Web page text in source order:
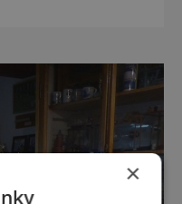
akce.
vlastně neříká.
×